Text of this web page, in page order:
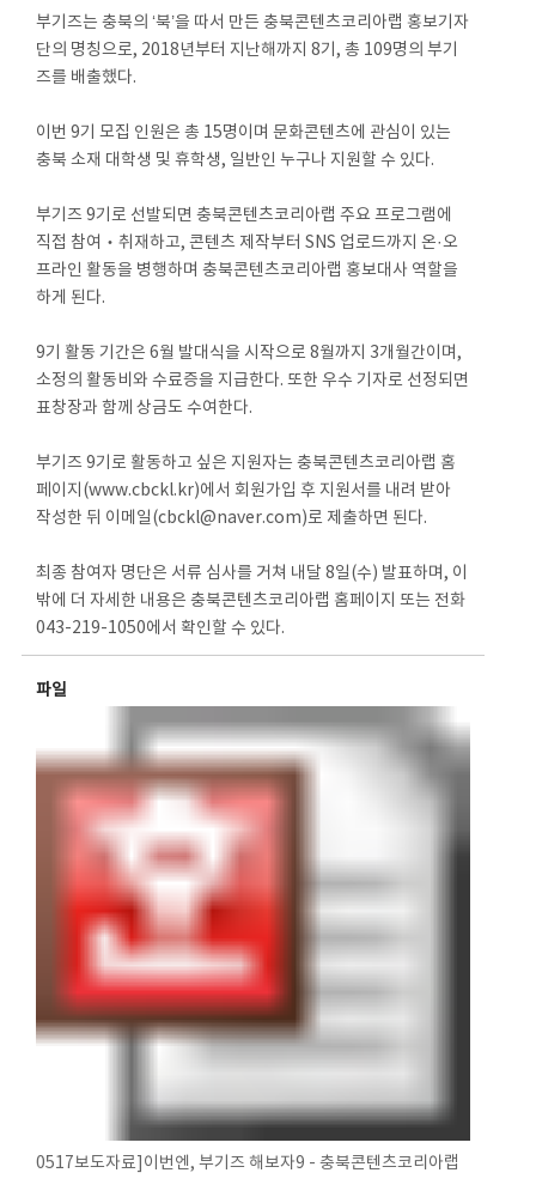
부기즈는 충북의 ‘북’을 따서 만든 충북콘텐츠코리아랩 홍보기자
단의 명칭으로, 2018년부터 지난해까지 8기, 총 109명의 부기
즈를 배출했다.
이번 9기 모집 인원은 총 15명이며 문화콘텐츠에 관심이 있는
충북 소재 대학생 및 휴학생, 일반인 누구나 지원할 수 있다.
부기즈 9기로 선발되면 충북콘텐츠코리아랩 주요 프로그램에
직접 참여‧취재하고, 콘텐츠 제작부터 SNS 업로드까지 온·오
프라인 활동을 병행하며 충북콘텐츠코리아랩 홍보대사 역할을
하게 된다.
9기 활동 기간은 6월 발대식을 시작으로 8월까지 3개월간이며,
소정의 활동비와 수료증을 지급한다. 또한 우수 기자로 선정되면
표창장과 함께 상금도 수여한다.
부기즈 9기로 활동하고 싶은 지원자는 충북콘텐츠코리아랩 홈
페이지(www.cbckl.kr)에서 회원가입 후 지원서를 내려 받아
작성한 뒤 이메일(cbckl@naver.com)로 제출하면 된다.
최종 참여자 명단은 서류 심사를 거쳐 내달 8일(수) 발표하며, 이
밖에 더 자세한 내용은 충북콘텐츠코리아랩 홈페이지 또는 전화
043-219-1050에서 확인할 수 있다.
파일
0517보도자료]이번엔, 부기즈 해보자9 - 충북콘텐츠코리아랩